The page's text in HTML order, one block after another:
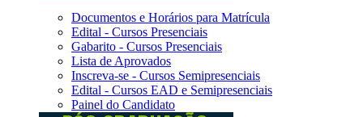
Documentos e Horários para Matrícula
Edital - Cursos Presenciais
Gabarito - Cursos Presenciais
Lista de Aprovados
Inscreva-se - Cursos Semipresenciais
Edital - Cursos EAD e Semipresenciais
Painel do Candidato